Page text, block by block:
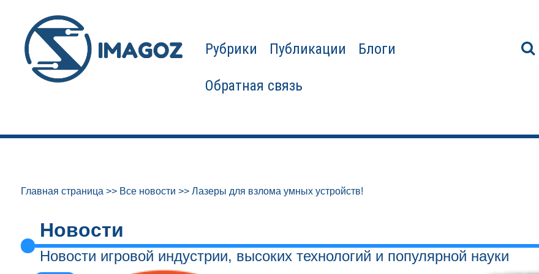
Рубрики Публикации Блоги
Обратная связь
Главная страница >> Все новости >> Лазеры для взлома умных устройств!
Новости
Новости игровой индустрии, высоких технологий и популярной науки